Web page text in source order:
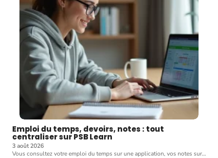
Emploi du temps, devoirs, notes : tout
centraliser sur PSB Learn
3 août 2026
Vous consultez votre emploi du temps sur une application, vos notes sur…